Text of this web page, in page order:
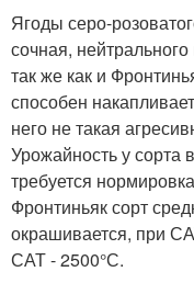
Ягоды серо-
сочная,
так же как и
способен
него не такая
Урожайность у сорта
требуется
Фронтиньяк сорт
окрашивается, при
САТ - 2500°С.